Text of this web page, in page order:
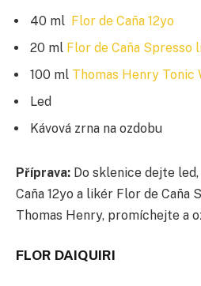
40 ml Flor de Caña 12yo
20 ml Flor de Caña Spresso
100 ml Thomas Henry Tonic
Led
Kávová zrna na ozdobu
Příprava: Do sklenice dejte
Caña 12yo a likér Flor de Caña
Thomas Henry, promíchejte a
FLOR DAIQUIRI